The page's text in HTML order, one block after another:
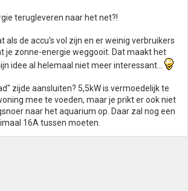
terugleveren naar het net?!
als de accu's vol zijn en er weinig verbruikers
je zonne-energie weggooit. Dat maakt het
idee al helemaal niet meer interessant...
zijde aansluiten? 5,5kW is vermoedelijk te
mee te voeden, maar je prikt er ook niet
naar het aquarium op. Daar zal nog een
16A tussen moeten.